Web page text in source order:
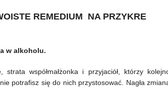
REMEDIUM NA PRZYKRE
w alkoholu.
współmałżonka i przyjaciół, którzy
potrafisz się do nich przystosować. Nagła